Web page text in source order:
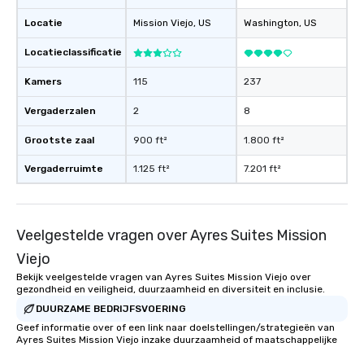
Locatie
Locatieclassificatie
Kamers
Vergaderzalen
Grootste zaal
Vergaderruimte
Mission Viejo, US
115
2
900 ft²
1.125 ft²
Washington, US
237
8
1.800 ft²
7.201 ft²
Veelgestelde vragen over Ayres Suites Mission
Viejo
Bekijk veelgestelde vragen van Ayres Suites Mission Viejo over
gezondheid en veiligheid, duurzaamheid en diversiteit en inclusie.
DUURZAME BEDRIJFSVOERING
Geef informatie over of een link naar doelstellingen/strategieën van
Ayres Suites Mission Viejo inzake duurzaamheid of maatschappelijke